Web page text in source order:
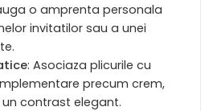
o amprenta personala
invitatilor sau a unei
: Asociaza plicurile cu
precum crem,
contrast elegant.